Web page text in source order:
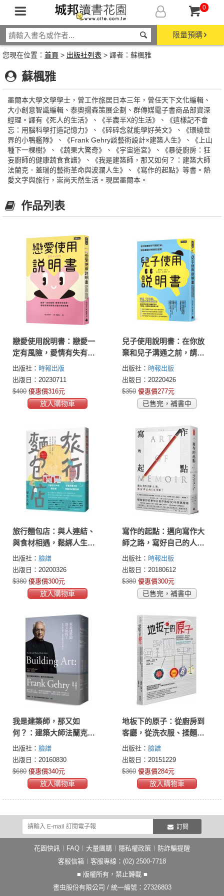
0
限量預購
您現在位置： 首頁 > 出版社列表 > 譯者：蘇楓雅
蘇楓雅
墨爾本大學文學學士，曾工作旅居日本三年，曾任天下文化編輯、
大小創意智識編輯、泰奧揚森策展企劃、群傳媒電子書商品部資深
經理。譯有《死人的生活》、《半農半X的生活》、《這樣記不會
忘：用腦科學打造記憶力》、《碎碎念就能學好英文》、《環繞世
界的小鴨艦隊》、《Frank Gehry談藝術設計×建築人生》、《上山
種下一棵樹》、《蔬果大驚奇》、《宇宙迷宮》、《暴徒廚房：狂
妄廚師的健康蔬食食譜》、《我是建築師，那又如何？：建築大師
法蘭克．蓋瑞的藝術革命與波瀾人生》、《寫作的起點》等書。熱
愛文字與旅行，崇尚天然生活。現居墨爾本。
作品列表
戀愛使用說明書：戀愛一
定有風險，愛情有失有
得，開始前請詳閱男女腦
科學說明書
出版社： 時報出版
出版日：20230711
$400 優惠價316元
放入購物車
兒子使用說明書：在你放
棄和兒子溝通之前，請先
看腦科學專家怎麼說
出版社： 時報出版
出版日：20220426
$350 優惠價277元
已售完，補書中
旅行麵包店：與人連結、
與食材相遇，鬆綁人生、
低溫熟成的生活哲學
出版社： 臉譜
出版日：20200326
$380 優惠價300元
放入購物車
寫作的起點：邁向寫作大
師之路，寫好自己的人生
故事！
出版社： 時報出版
出版日：20180612
$380 優惠價300元
已售完，補書中
我是建築師，那又如
何？：建築大師法蘭克．
蓋瑞的藝術革命與波瀾人
生
出版社： 臉譜
出版日：20160830
$680 優惠價340元
放入購物車
地板下的原子：從廚房到
客廳，從洗衣服、揉麵糰
到書架上的灰塵，日常生
活裡的71個物理不思議
出版社： 臉譜
出版日：20151229
$360 優惠價284元
放入購物車
訂閱
花園快訊 FAQ 大量團購 隱私權政策
防詐騙提醒
客服信箱 ︱客服專線：(02) 2500-7718
■ 版權所有，禁止轉載 ■
書虫股份有限公司 / 統一編號：27326803